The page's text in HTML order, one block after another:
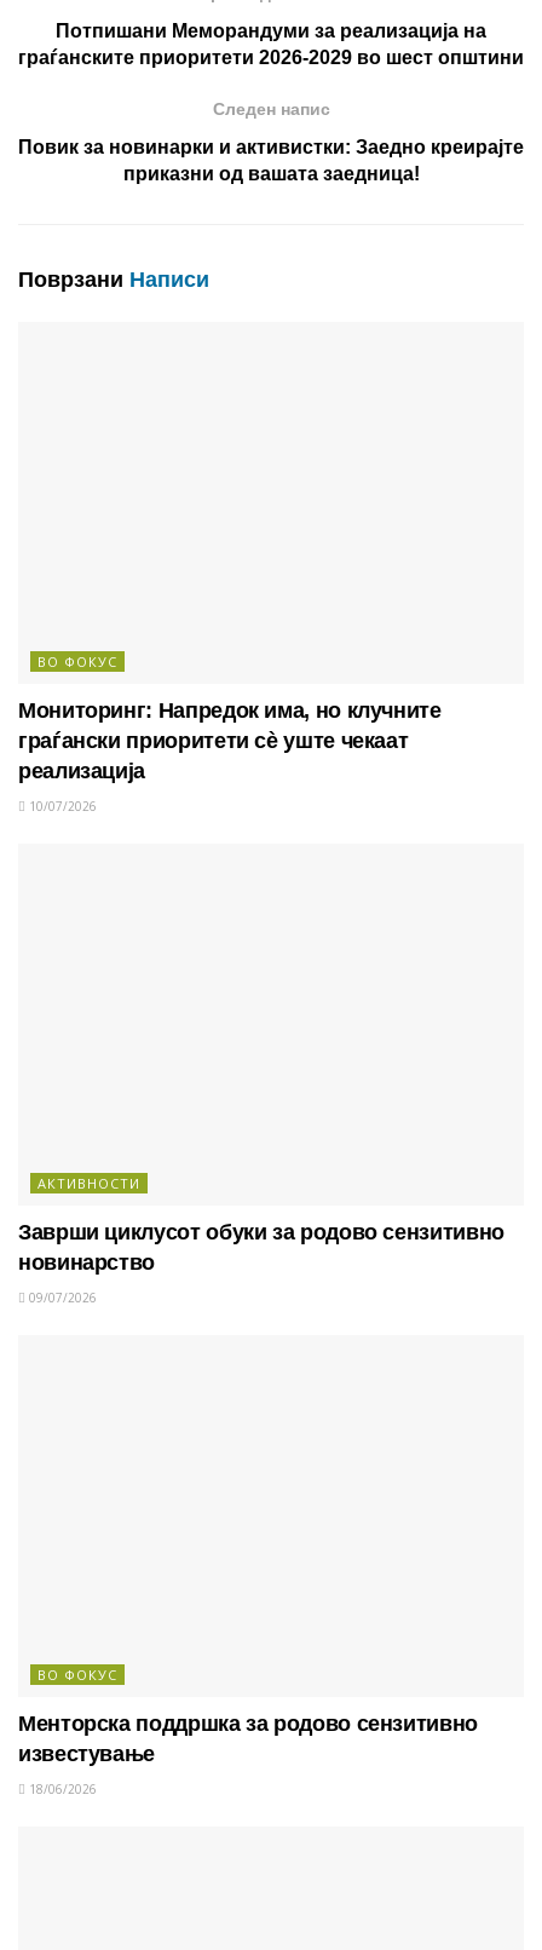
Потпишани Меморандуми за реализација на
граѓанските приоритети 2026-2029 во шест општини
Следен напис
Повик за новинарки и активистки: Заедно креирајте
приказни од вашата заедница!
Поврзани Написи
ВО ФОКУС
Мониторинг: Напредок има, но клучните
граѓански приоритети сè уште чекаат
реализација
10/07/2026
АКТИВНОСТИ
Заврши циклусот обуки за родово сензитивно
новинарство
09/07/2026
ВО ФОКУС
Менторска поддршка за родово сензитивно
известување
18/06/2026